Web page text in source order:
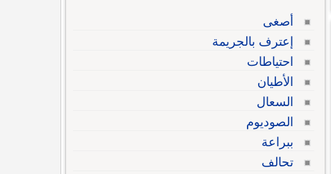
أصغى
إعترف بالجريمة
احتياطات
الأطيان
السعال
الصوديوم
ببراعة
تحالف